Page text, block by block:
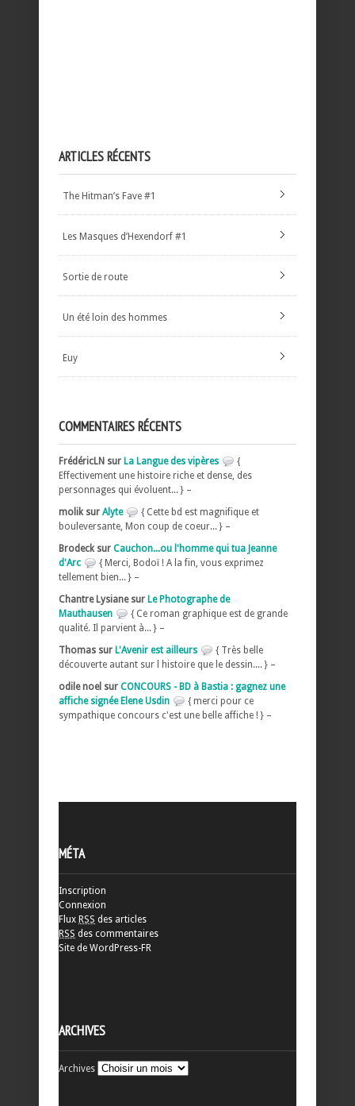
ARTICLES RÉCENTS
The Hitman’s Fave #1
Les Masques d’Hexendorf #1
Sortie de route
Un été loin des hommes
Euy
COMMENTAIRES RÉCENTS
FrédéricLN sur La Langue des vipères
{
Effectivement une histoire riche et dense, des
personnages qui évoluent... } –
molik sur Alyte
{ Cette bd est magnifique et
bouleversante, Mon coup de coeur... } –
Brodeck sur Cauchon...ou l'homme qui tua Jeanne
d'Arc
{ Merci, Bodoï ! A la fin, vous exprimez
tellement bien... } –
Chantre Lysiane sur Le Photographe de
Mauthausen
{ Ce roman graphique est de grande
qualité. Il parvient à... } –
Thomas sur L'Avenir est ailleurs
{ Très belle
découverte autant sur l histoire que le dessin.... } –
odile noel sur CONCOURS - BD à Bastia : gagnez une
affiche signée Elene Usdin
{ merci pour ce
sympathique concours c'est une belle affiche ! } –
MÉTA
Inscription
Connexion
Flux RSS des articles
RSS des commentaires
Site de WordPress-FR
ARCHIVES
Archives